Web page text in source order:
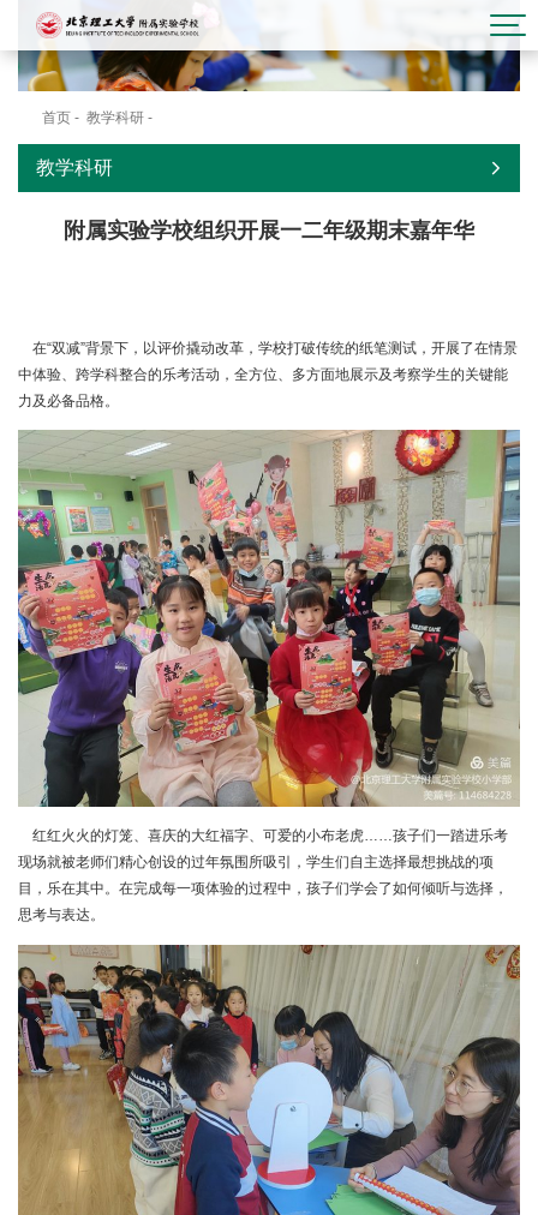
首页 - 教学科研 -
教学科研
附属实验学校组织开展一二年级期末嘉年华
在“双减”背景下，以评价撬动改革，学校打破传统的纸笔测试，开展了在情景
中体验、跨学科整合的乐考活动，全方位、多方面地展示及考察学生的关键能
力及必备品格。
红红火火的灯笼、喜庆的大红福字、可爱的小布老虎……孩子们一踏进乐考
现场就被老师们精心创设的过年氛围所吸引，学生们自主选择最想挑战的项
目，乐在其中。在完成每一项体验的过程中，孩子们学会了如何倾听与选择，
思考与表达。